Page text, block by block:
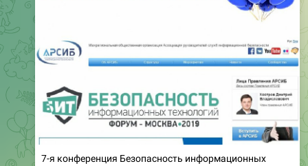
7-я конференция Безопасность информационных